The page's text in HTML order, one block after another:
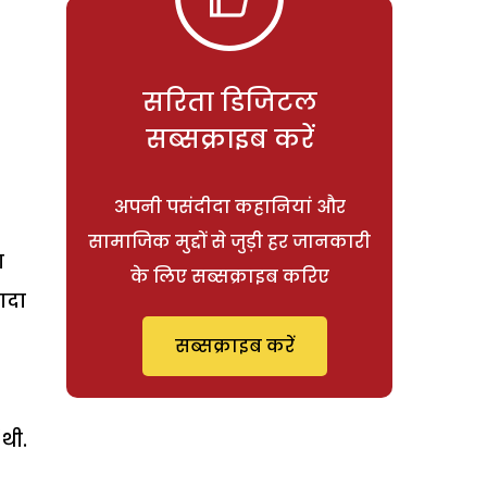
सरिता डिजिटल
सब्सक्राइब करें
अपनी पसंदीदा कहानियां और
सामाजिक मुद्दों से जुड़ी हर जानकारी
के लिए सब्सक्राइब करिए
सब्सक्राइब करें